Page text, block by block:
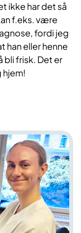
ikke har det så
f.eks. være
fordi jeg
han eller henne
bli frisk. Det er
hjem!